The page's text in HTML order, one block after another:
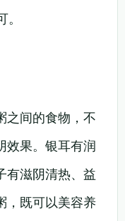
之间的食物，不
效果。银耳有润
有滋阴清热、益
，既可以美容养